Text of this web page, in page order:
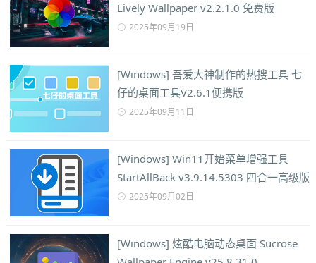
Lively Wallpaper v2.2.1.0 免费版
2025年09月19日
[Windows] 吾爱大神制作的热搜工具 七
仔的桌面工具V2.6.1便携版
2025年09月11日
[Windows] Win11开始菜单增强工具
StartAllBack v3.9.14.5303 四合一高级版
2025年09月02日
[Windows] 炫酷电脑动态桌面 Sucrose